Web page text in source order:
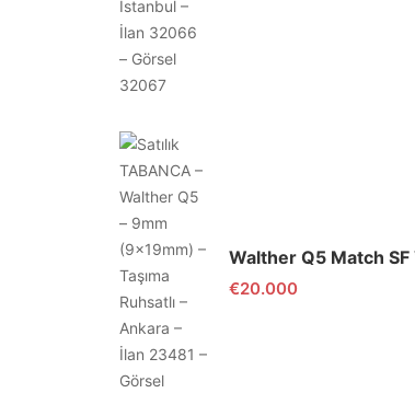
€20.000